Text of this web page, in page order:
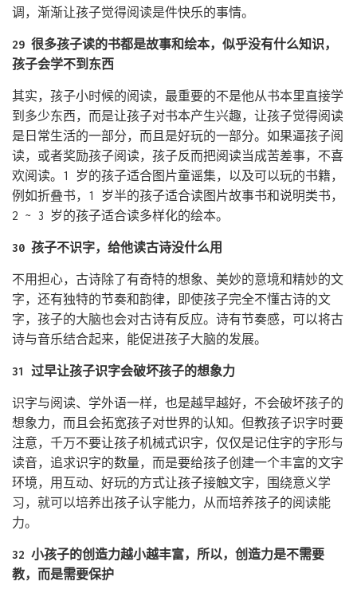
调，渐渐让孩子觉得阅读是件快乐的事情。
29 很多孩子读的书都是故事和绘本，似乎没有什么知识，
孩子会学不到东西
其实，孩子小时候的阅读，最重要的不是他从书本里直接学
到多少东西，而是让孩子对书本产生兴趣，让孩子觉得阅读
是日常生活的一部分，而且是好玩的一部分。如果逼孩子阅
读，或者奖励孩子阅读，孩子反而把阅读当成苦差事，不喜
欢阅读。1 岁的孩子适合图片童谣集，以及可以玩的书籍，
例如折叠书，1 岁半的孩子适合读图片故事书和说明类书，
2 ~ 3 岁的孩子适合读多样化的绘本。
30 孩子不识字，给他读古诗没什么用
不用担心，古诗除了有奇特的想象、美妙的意境和精妙的文
字，还有独特的节奏和韵律，即使孩子完全不懂古诗的文
字，孩子的大脑也会对古诗有反应。诗有节奏感，可以将古
诗与音乐结合起来，能促进孩子大脑的发展。
31 过早让孩子识字会破坏孩子的想象力
识字与阅读、学外语一样，也是越早越好，不会破坏孩子的
想象力，而且会拓宽孩子对世界的认知。但教孩子识字时要
注意，千万不要让孩子机械式识字，仅仅是记住字的字形与
读音，追求识字的数量，而是要给孩子创建一个丰富的文字
环境，用互动、好玩的方式让孩子接触文字，围绕意义学
习，就可以培养出孩子认字能力，从而培养孩子的阅读能
力。
32 小孩子的创造力越小越丰富，所以，创造力是不需要
教，而是需要保护